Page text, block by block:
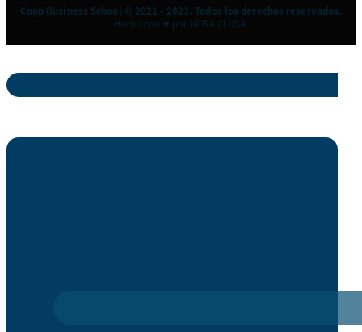
Coop Business School © 2021 - 2023. Todos los derechos reservados.
Hecho con ♥ por NCBA CLUSA.